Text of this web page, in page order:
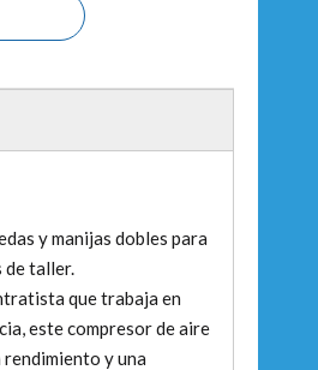
y manijas dobles para
de taller.
que trabaja en
este compresor de aire
y una